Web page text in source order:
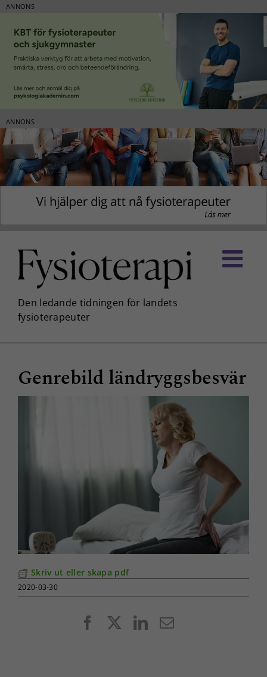
ANNONS
ANNONS
innehållet
Genrebild ländryggsbesvär
Skriv ut eller skapa pdf
2020-03-30
FacebookLinkedIn
E-